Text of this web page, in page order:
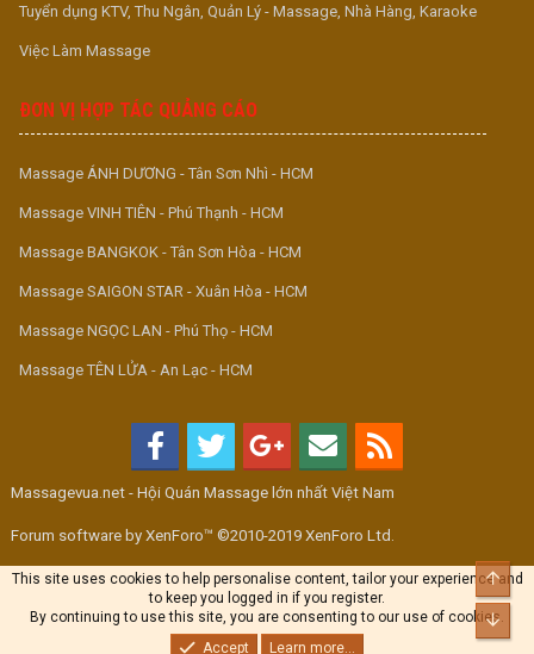
Tuyển dụng KTV, Thu Ngân, Quản Lý - Massage, Nhà Hàng, Karaoke
Việc Làm Massage
ĐƠN VỊ HỢP TÁC QUẢNG CÁO
Massage ÁNH DƯƠNG - Tân Sơn Nhì - HCM
Massage VINH TIÊN - Phú Thạnh - HCM
Massage BANGKOK - Tân Sơn Hòa - HCM
Massage SAIGON STAR - Xuân Hòa - HCM
Massage NGỌC LAN - Phú Thọ - HCM
Massage TÊN LỬA - An Lạc - HCM
Massagevua.net - Hội Quán Massage lớn nhất Việt Nam
Forum software by XenForo™ ©2010-2019 XenForo Ltd.
This site uses cookies to help personalise content, tailor your experience and
to keep you logged in if you register.
By continuing to use this site, you are consenting to our use of cookies.
Accept
Learn more...
Top